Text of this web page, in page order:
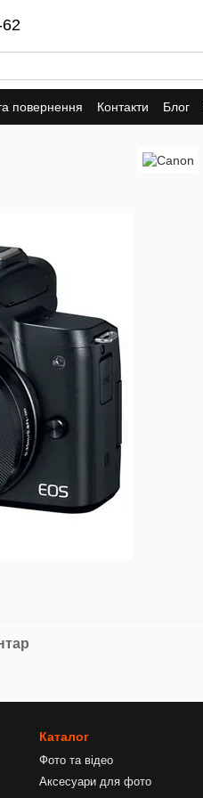
повернення Контакти Блог
Каталог
Фото та відео
Аксесуари для фото